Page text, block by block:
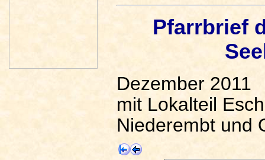
Pfarrbrief
Dezember 2011
mit Lokalteil
Niederembt und